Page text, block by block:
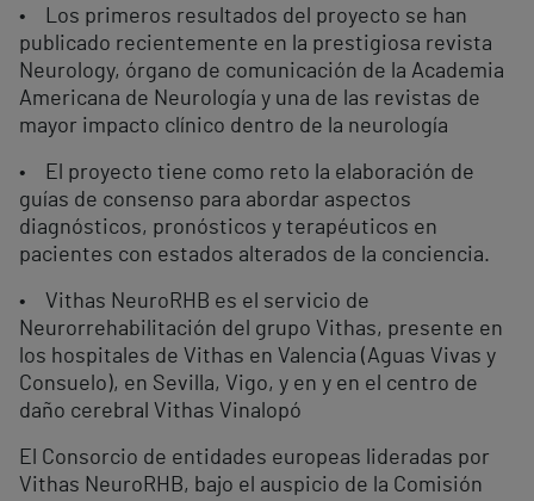
• Los primeros resultados del proyecto se han
publicado recientemente en la prestigiosa revista
Neurology, órgano de comunicación de la Academia
Americana de Neurología y una de las revistas de
mayor impacto clínico dentro de la neurología
• El proyecto tiene como reto la elaboración de
guías de consenso para abordar aspectos
diagnósticos, pronósticos y terapéuticos en
pacientes con estados alterados de la conciencia.
• Vithas NeuroRHB es el servicio de
Neurorrehabilitación del grupo Vithas, presente en
los hospitales de Vithas en Valencia (Aguas Vivas y
Consuelo), en Sevilla, Vigo, y en y en el centro de
daño cerebral Vithas Vinalopó
El Consorcio de entidades europeas lideradas por
Vithas NeuroRHB, bajo el auspicio de la Comisión